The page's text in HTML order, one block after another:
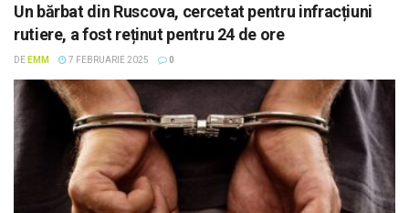
Un bărbat din Ruscova, cercetat pentru infracțiuni
rutiere, a fost reținut pentru 24 de ore
DE EMM 7 FEBRUARIE 2025 0